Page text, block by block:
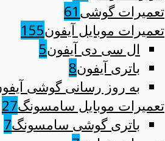
تعمیرات گوشی61
تعمیرات موبایل آیفون155
ال سی دی آیفون5
باتری آیفون8
به روز رسانی گوشی
تعمیرات موبایل سامسونگ27
باتری گوشی سامسونگ7